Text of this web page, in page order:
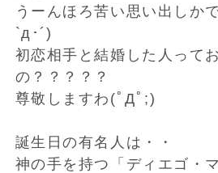
うーんほろ苦い思い出しか
`д･´)
初恋相手と結婚した人って
の？？？？？
尊敬しますわ(ﾟДﾟ;)
誕生日の有名人は・・
神の手を持つ「ディエゴ・